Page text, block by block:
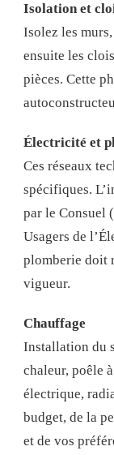
Isolation et
Isolez les
ensuite les
pièces. Cette
Électricité et
Ces réseaux
spécifiques.
par le Consuel
Usagers de
plomberie doit
vigueur.
Chauffage
Installation du
chaleur, poêle
électrique,
budget, de la
et de vos